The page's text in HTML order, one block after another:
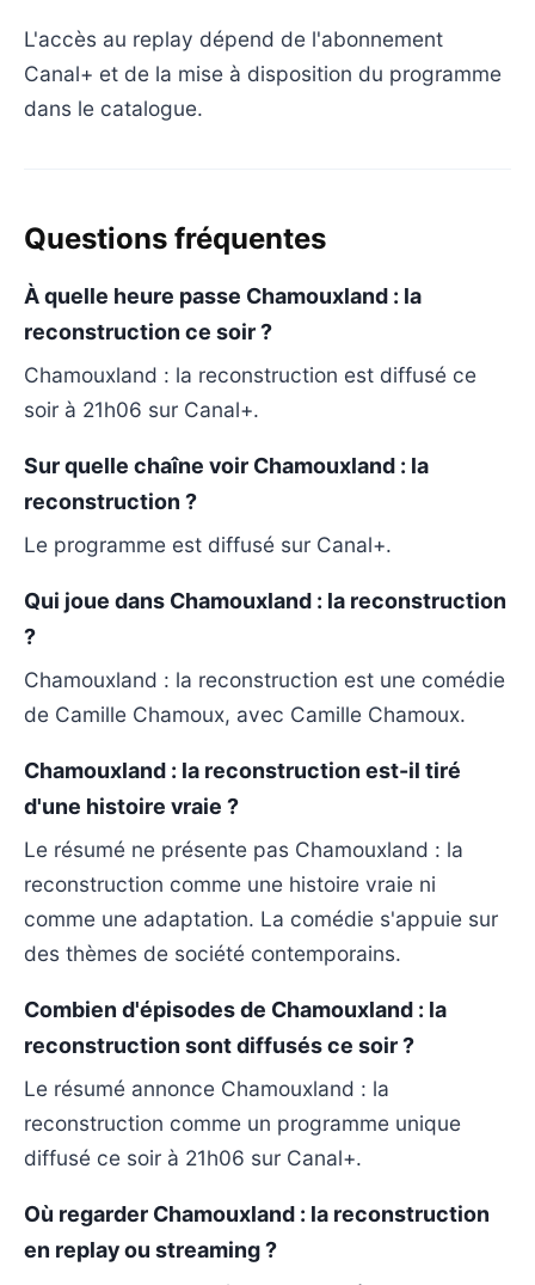
L'accès au replay dépend de l'abonnement
Canal+ et de la mise à disposition du programme
dans le catalogue.
Questions fréquentes
À quelle heure passe Chamouxland : la
reconstruction ce soir ?
Chamouxland : la reconstruction est diffusé ce
soir à 21h06 sur Canal+.
Sur quelle chaîne voir Chamouxland : la
reconstruction ?
Le programme est diffusé sur Canal+.
Qui joue dans Chamouxland : la reconstruction
?
Chamouxland : la reconstruction est une comédie
de Camille Chamoux, avec Camille Chamoux.
Chamouxland : la reconstruction est-il tiré
d'une histoire vraie ?
Le résumé ne présente pas Chamouxland : la
reconstruction comme une histoire vraie ni
comme une adaptation. La comédie s'appuie sur
des thèmes de société contemporains.
Combien d'épisodes de Chamouxland : la
reconstruction sont diffusés ce soir ?
Le résumé annonce Chamouxland : la
reconstruction comme un programme unique
diffusé ce soir à 21h06 sur Canal+.
Où regarder Chamouxland : la reconstruction
en replay ou streaming ?